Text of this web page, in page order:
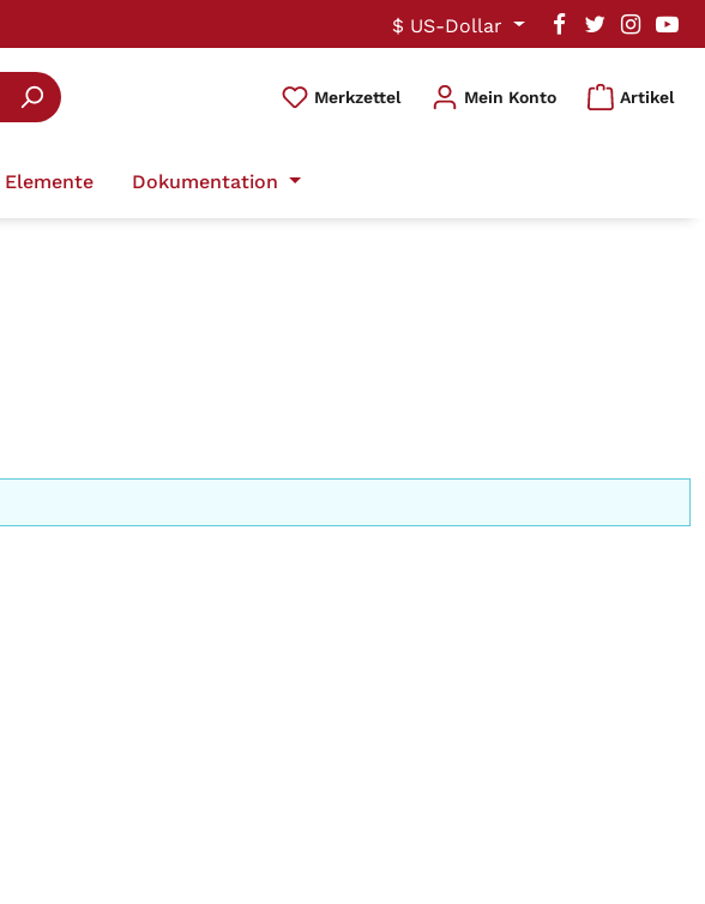
$ US-Dollar
MerkzettelDu hast 0 Produkte auf dem
Mein Konto Artikel
Elemente Dokumentation